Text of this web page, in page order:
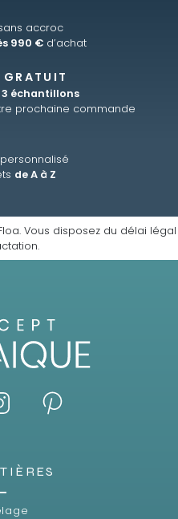
accroc
990 € d’achat
3 échantillons
prochaine commande
de A à Z
Vous disposez du délai légal